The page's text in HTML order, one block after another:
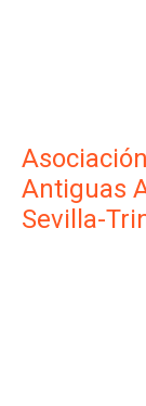
Antiguas
Sevilla-